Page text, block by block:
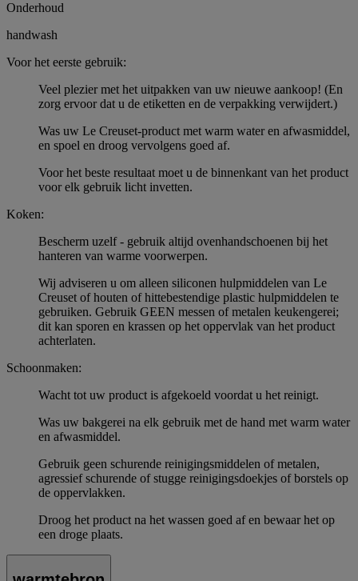
Onderhoud
handwash
Voor het eerste gebruik:
Veel plezier met het uitpakken van uw nieuwe aankoop! (En
zorg ervoor dat u de etiketten en de verpakking verwijdert.)
Was uw Le Creuset-product met warm water en afwasmiddel,
en spoel en droog vervolgens goed af.
Voor het beste resultaat moet u de binnenkant van het product
voor elk gebruik licht invetten.
Koken:
Bescherm uzelf - gebruik altijd ovenhandschoenen bij het
hanteren van warme voorwerpen.
Wij adviseren u om alleen siliconen hulpmiddelen van Le
Creuset of houten of hittebestendige plastic hulpmiddelen te
gebruiken. Gebruik GEEN messen of metalen keukengerei;
dit kan sporen en krassen op het oppervlak van het product
achterlaten.
Schoonmaken:
Wacht tot uw product is afgekoeld voordat u het reinigt.
Was uw bakgerei na elk gebruik met de hand met warm water
en afwasmiddel.
Gebruik geen schurende reinigingsmiddelen of metalen,
agressief schurende of stugge reinigingsdoekjes of borstels op
de oppervlakken.
Droog het product na het wassen goed af en bewaar het op
een droge plaats.